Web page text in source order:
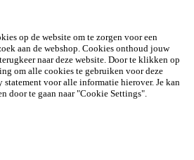
op de website om te zorgen voor een
aan de webshop. Cookies onthoud jouw
naar deze website. Door te klikken op
om alle cookies te gebruiken voor deze
voor alle informatie hierover. Je kan
door te gaan naar "Cookie Settings".